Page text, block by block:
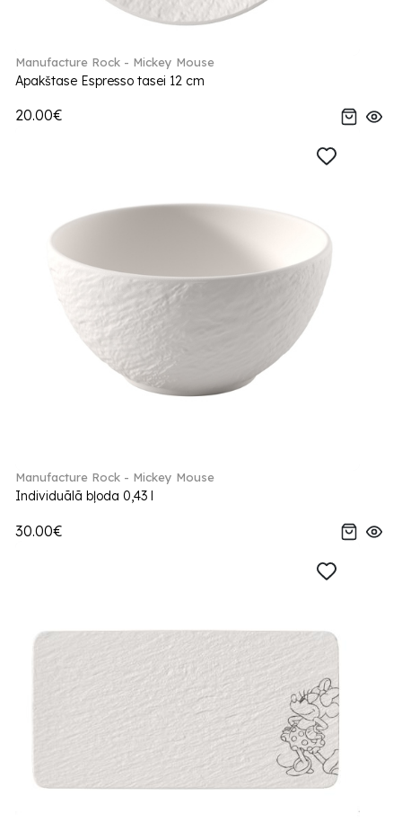
Manufacture Rock - Mickey Mouse
Apakštase Espresso tasei 12 cm
20.00€
Manufacture Rock - Mickey Mouse
Individuālā bļoda 0,43 l
30.00€